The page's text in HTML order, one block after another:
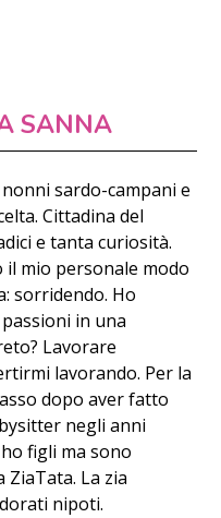
SANNA
sardo-campani e
Cittadina del
e tanta curiosità.
il mio personale modo
sorridendo. Ho
in una
Lavorare
lavorando. Per la
dopo aver fatto
negli anni
figli ma sono
La zia
nipoti.